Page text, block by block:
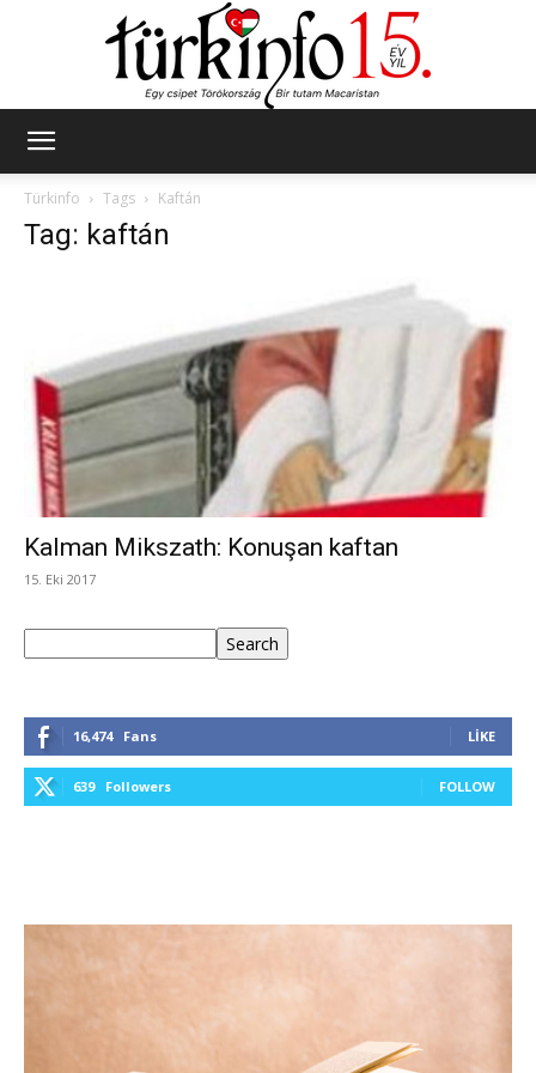
Türkinfo
Tags Kaftán
Tag: kaftán
Kalman Mikszath: Konuşan kaftan
15. Eki 2017
Search
16,474 Fans LIKE
639 Followers FOLLOW